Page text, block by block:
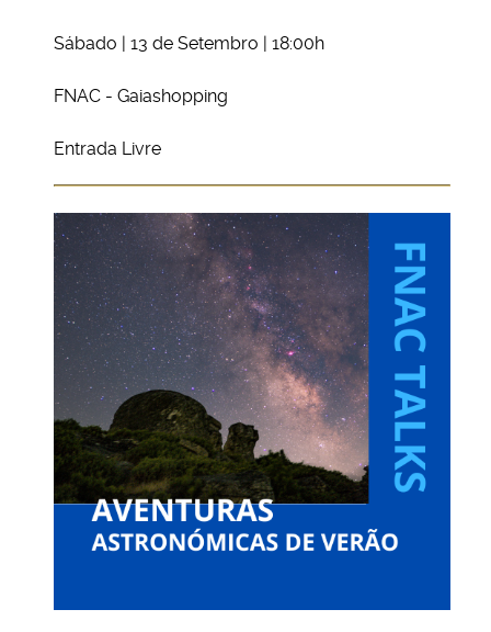
Sábado | 13 de Setembro | 18:00h
FNAC - Gaiashopping
Entrada Livre